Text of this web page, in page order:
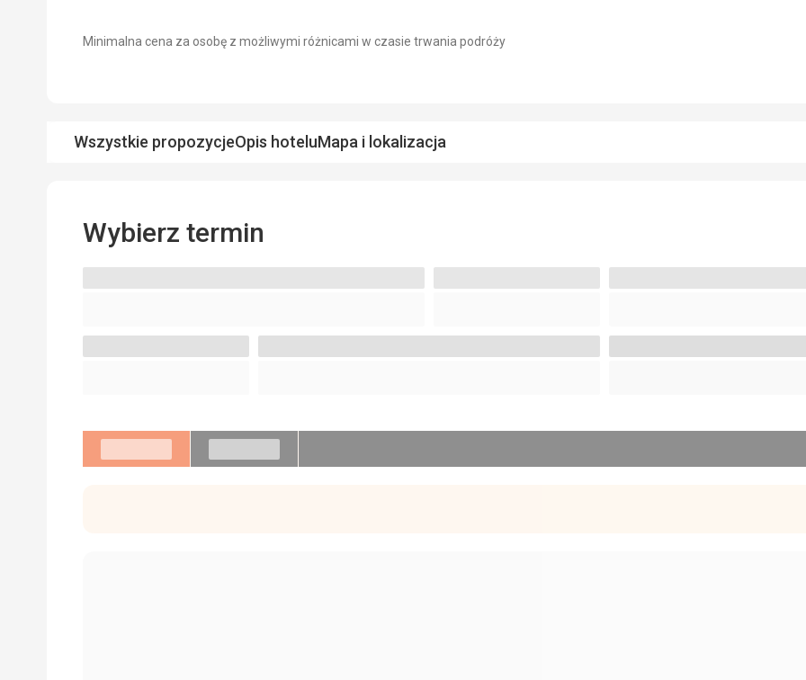
Minimalna cena za osobę z możliwymi różnicami w czasie trwania podróży
Wszystkie propozycjeOpis hoteluMapa i lokalizacja
Wybierz termin